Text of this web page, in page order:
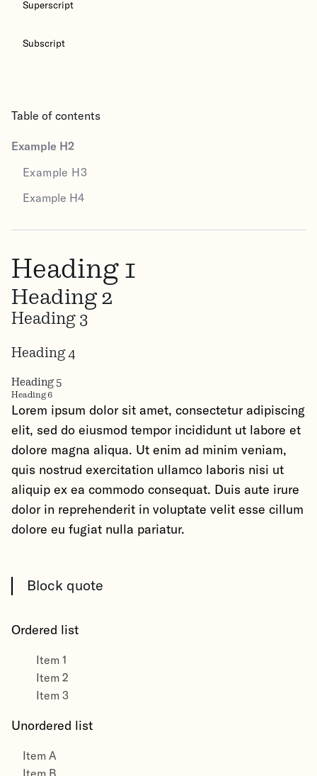
Superscript
Subscript
Table of contents
Example H2
Example H3
Example H4
Heading 1
Heading 2
Heading 3
Heading 4
Heading 5
Heading 6
Lorem ipsum dolor sit amet, consectetur adipiscing
elit, sed do eiusmod tempor incididunt ut labore et
dolore magna aliqua. Ut enim ad minim veniam,
quis nostrud exercitation ullamco laboris nisi ut
aliquip ex ea commodo consequat. Duis aute irure
dolor in reprehenderit in voluptate velit esse cillum
dolore eu fugiat nulla pariatur.
Block quote
Ordered list
Item 1
Item 2
Item 3
Unordered list
Item A
Item B